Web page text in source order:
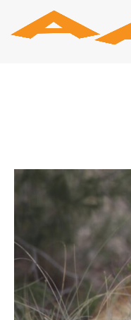
Inhalt
springen